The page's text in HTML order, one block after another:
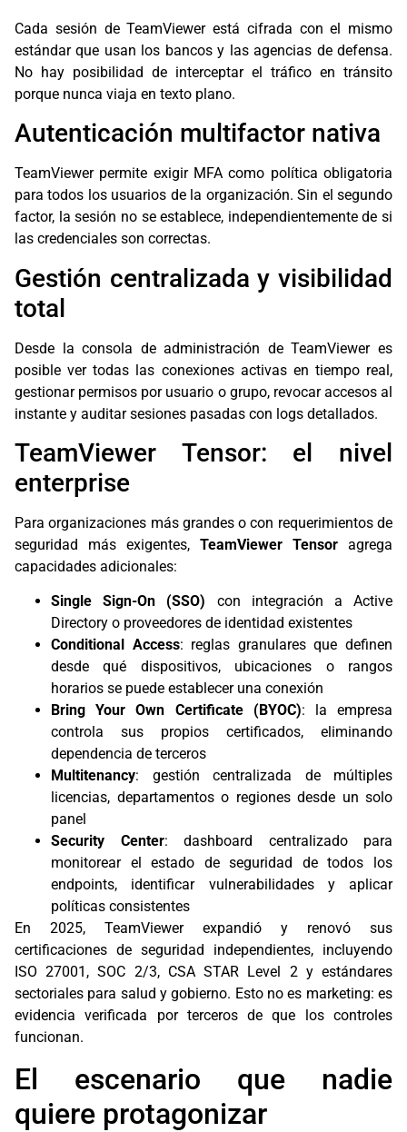
Cada sesión de TeamViewer está cifrada con el mismo
estándar que usan los bancos y las agencias de defensa.
No hay posibilidad de interceptar el tráfico en tránsito
porque nunca viaja en texto plano.
Autenticación multifactor nativa
TeamViewer permite exigir MFA como política obligatoria
para todos los usuarios de la organización. Sin el segundo
factor, la sesión no se establece, independientemente de si
las credenciales son correctas.
Gestión centralizada y visibilidad
total
Desde la consola de administración de TeamViewer es
posible ver todas las conexiones activas en tiempo real,
gestionar permisos por usuario o grupo, revocar accesos al
instante y auditar sesiones pasadas con logs detallados.
TeamViewer Tensor: el nivel
enterprise
Para organizaciones más grandes o con requerimientos de
seguridad más exigentes, TeamViewer Tensor agrega
capacidades adicionales:
Single Sign-On (SSO) con integración a Active
Directory o proveedores de identidad existentes
Conditional Access: reglas granulares que definen
desde qué dispositivos, ubicaciones o rangos
horarios se puede establecer una conexión
Bring Your Own Certificate (BYOC): la empresa
controla sus propios certificados, eliminando
dependencia de terceros
Multitenancy: gestión centralizada de múltiples
licencias, departamentos o regiones desde un solo
panel
Security Center: dashboard centralizado para
monitorear el estado de seguridad de todos los
endpoints, identificar vulnerabilidades y aplicar
políticas consistentes
En 2025, TeamViewer expandió y renovó sus
certificaciones de seguridad independientes, incluyendo
ISO 27001, SOC 2/3, CSA STAR Level 2 y estándares
sectoriales para salud y gobierno. Esto no es marketing: es
evidencia verificada por terceros de que los controles
funcionan.
El escenario que nadie
quiere protagonizar